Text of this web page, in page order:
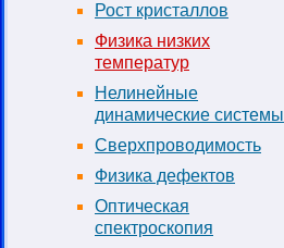
Рост кристаллов
Физика низких
температур
Нелинейные
динамические системы
Сверхпроводимость
Физика дефектов
Оптическая
спектроскопия